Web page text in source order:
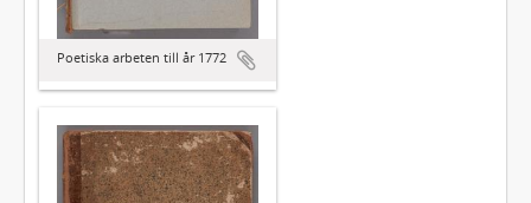
Poetiska arbeten till år 1772